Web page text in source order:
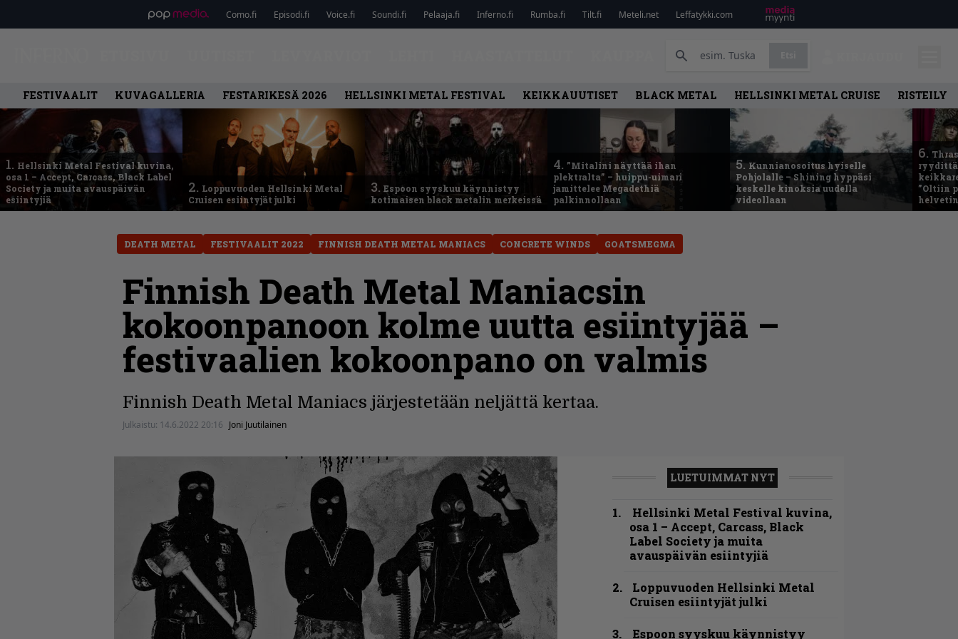
Como.fi Episodi.fi Voice.fi Soundi.fi Pelaaja.fi Inferno.fi Rumba.fi Tilt.fi Meteli.net Leffatykki.com
FESTIVAALIT KUVAGALLERIA FESTARIKESÄ 2026 HELLSINKI METAL FESTIVAL KEIKKAUUTISET BLACK METAL HELLSINKI METAL CRUISE RISTEILY
1. Hellsinki Metal Festival kuvina,
osa 1 – Accept, Carcass, Black Label
Society ja muita avauspäivän
esiintyjiä
2. Loppuvuoden Hellsinki Metal
Cruisen esiintyjät julki
3. Espoon syyskuu käynnistyy
kotimaisen black metalin merkeissä
4. ”Mitalini näyttää ihan
plektralta” – huippu-uimari
jamittelee Megadethiä
palkinnollaan
5. Kunnianosoitus hyiselle
Pohjolalle – Shining hyppäsi
keskelle kinoksia uudella
videollaan
6.
”Oltiin
DEATH METAL FESTIVAALIT 2022 FINNISH DEATH METAL MANIACS CONCRETE WINDS GOATSMEGMA
Finnish Death Metal Maniacsin
kokoonpanoon kolme uutta esiintyjää –
festivaalien kokoonpano on valmis
Finnish Death Metal Maniacs järjestetään neljättä kertaa.
Julkaistu: 14.6.2022 20:16 Joni Juutilainen
LUETUIMMAT NYT
Hellsinki Metal Festival kuvina,
osa 1 – Accept, Carcass, Black
Label Society ja muita
avauspäivän esiintyjiä
Loppuvuoden Hellsinki Metal
Cruisen esiintyjät julki
Espoon syyskuu käynnistyy